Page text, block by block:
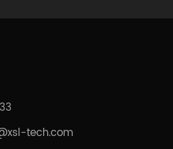
tech.com